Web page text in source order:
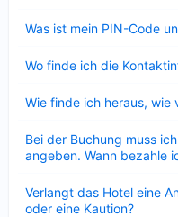
Was ist mein PIN-Code
Wo finde ich die
Wie finde ich heraus, wie
Bei der Buchung muss
angeben. Wann bezahle
Verlangt das Hotel eine
oder eine Kaution?